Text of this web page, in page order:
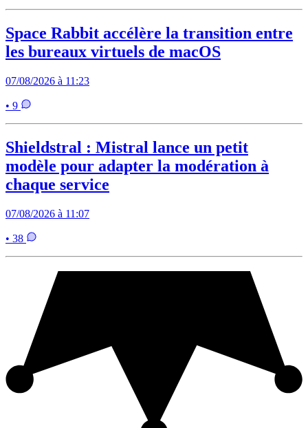
Space Rabbit accélère la transition entre
les bureaux virtuels de macOS
07/08/2026 à 11:23
• 9
Shieldstral : Mistral lance un petit
modèle pour adapter la modération à
chaque service
07/08/2026 à 11:07
• 38